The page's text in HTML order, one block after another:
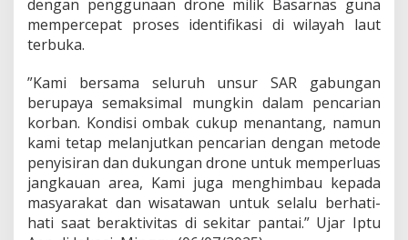
dengan penggunaan drone milik Basarnas guna
mempercepat proses identifikasi di wilayah laut
terbuka.
”Kami bersama seluruh unsur SAR gabungan
berupaya semaksimal mungkin dalam pencarian
korban. Kondisi ombak cukup menantang, namun
kami tetap melanjutkan pencarian dengan metode
penyisiran dan dukungan drone untuk memperluas
jangkauan area, Kami juga menghimbau kepada
masyarakat dan wisatawan untuk selalu berhati-
hati saat beraktivitas di sekitar pantai.” Ujar Iptu